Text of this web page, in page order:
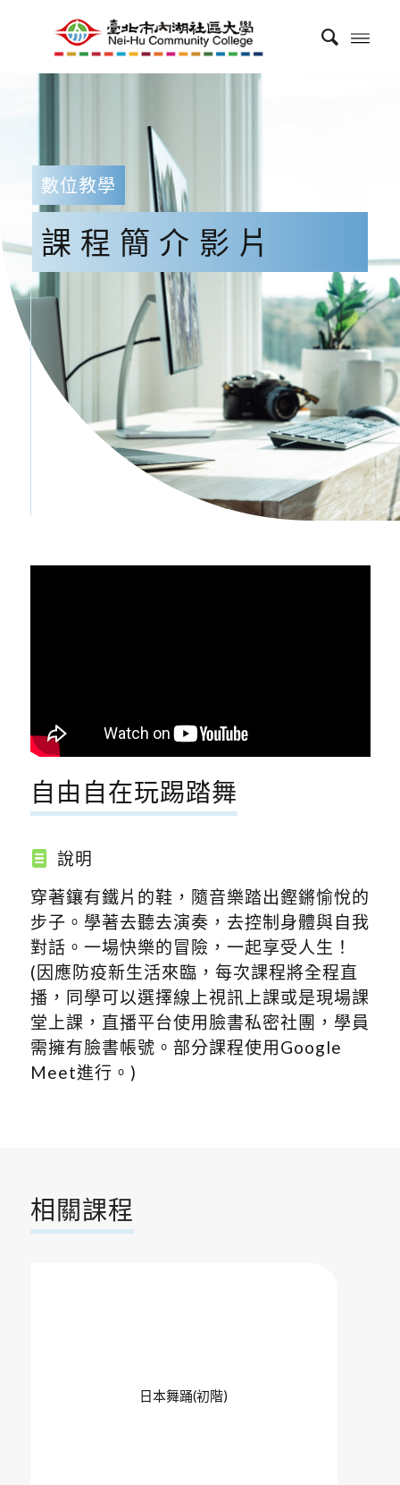
數位教學
課程簡介影片
自由自在玩踢踏舞
說明
穿著鑲有鐵片的鞋，隨音樂踏出鏗鏘愉悅的
步子。學著去聽去演奏，去控制身體與自我
對話。一場快樂的冒險，一起享受人生！
(因應防疫新生活來臨，每次課程將全程直
播，同學可以選擇線上視訊上課或是現場課
堂上課，直播平台使用臉書私密社團，學員
需擁有臉書帳號。部分課程使用Google
Meet進行。)
相關課程
日本舞踊(初階)